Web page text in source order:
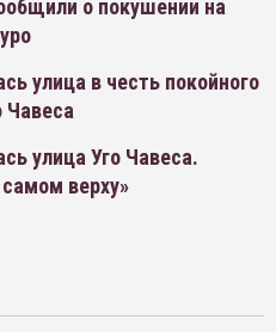
о покушении на
улица в честь покойного
Чавеса
улица Уго Чавеса.
верху»